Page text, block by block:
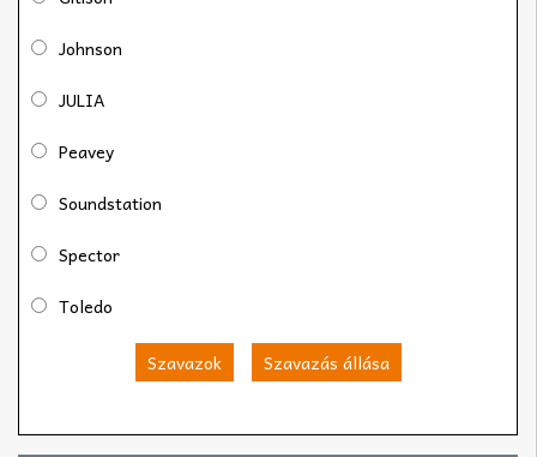
Johnson
JULIA
Peavey
Soundstation
Spector
Toledo
Szavazok Szavazás állása